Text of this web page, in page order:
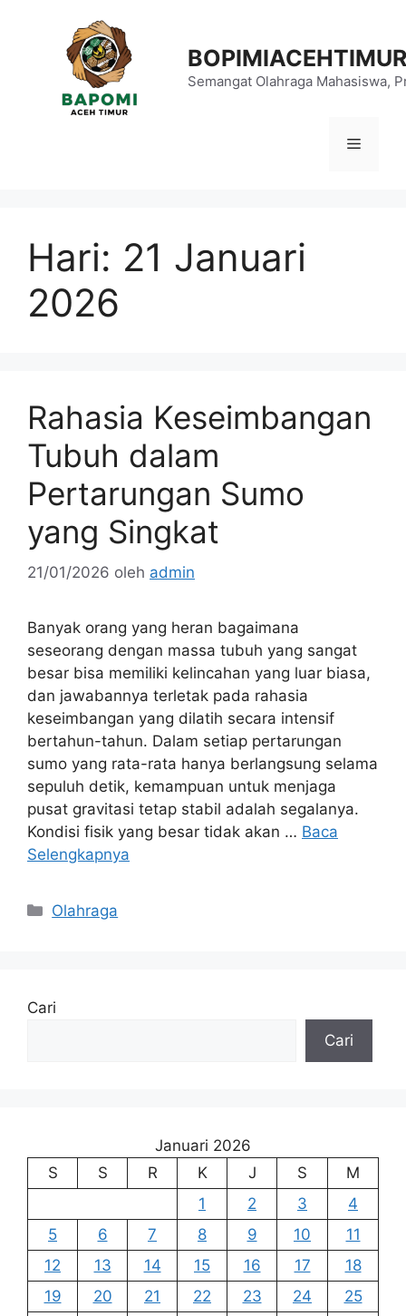
BOPIMIACEHTIMUR
Semangat Olahraga Mahasiswa,
Menu
Hari: 21 Januari
2026
Rahasia Keseimbangan
Tubuh dalam
Pertarungan Sumo
yang Singkat
21/01/2026 oleh admin
Banyak orang yang heran bagaimana
seseorang dengan massa tubuh yang sangat
besar bisa memiliki kelincahan yang luar biasa,
dan jawabannya terletak pada rahasia
keseimbangan yang dilatih secara intensif
bertahun-tahun. Dalam setiap pertarungan
sumo yang rata-rata hanya berlangsung selama
sepuluh detik, kemampuan untuk menjaga
pusat gravitasi tetap stabil adalah segalanya.
Kondisi fisik yang besar tidak akan … Baca
Selengkapnya
Kategori
Olahraga
Cari
Cari
Januari 2026
S
S R K J S
M
1
2 3
4
5
6 7 8 9 10
11
12
13 14 15 16 17
18
19
20 21 22 23 24
25